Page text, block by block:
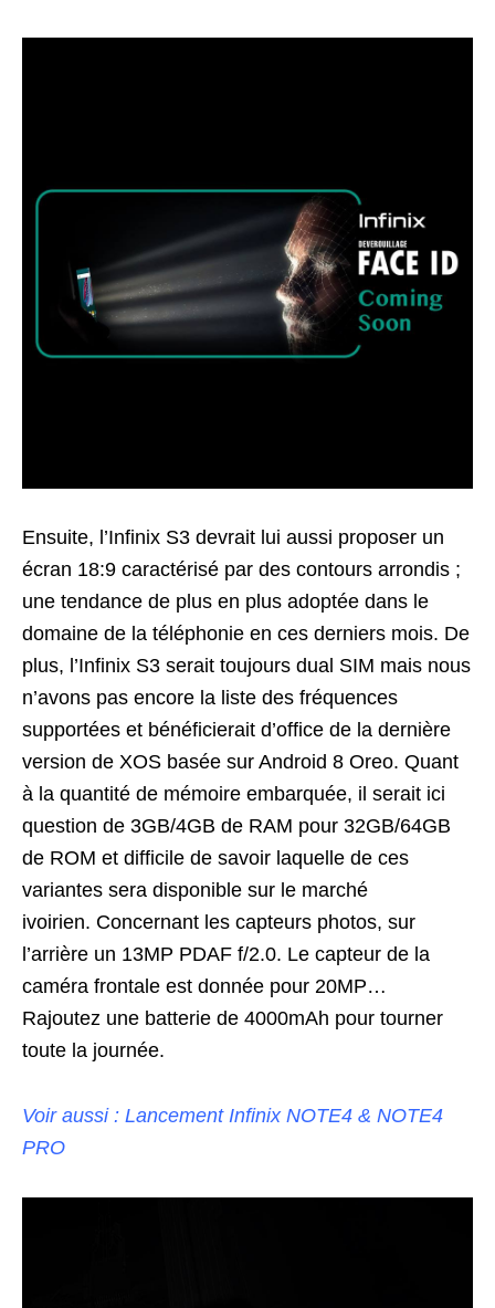
Ensuite, l’Infinix S3 devrait lui aussi proposer un
écran 18:9 caractérisé par des contours arrondis ;
une tendance de plus en plus adoptée dans le
domaine de la téléphonie en ces derniers mois. De
plus, l’Infinix S3 serait toujours dual SIM mais nous
n’avons pas encore la liste des fréquences
supportées et bénéficierait d’office de la dernière
version de XOS basée sur Android 8 Oreo. Quant
à la quantité de mémoire embarquée, il serait ici
question de 3GB/4GB de RAM pour 32GB/64GB
de ROM et difficile de savoir laquelle de ces
variantes sera disponible sur le marché
ivoirien. Concernant les capteurs photos, sur
l’arrière un 13MP PDAF f/2.0. Le capteur de la
caméra frontale est donnée pour 20MP…
Rajoutez une batterie de 4000mAh pour tourner
toute la journée.
Voir aussi : Lancement Infinix NOTE4 & NOTE4
PRO